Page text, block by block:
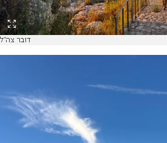
דובר צה"ל